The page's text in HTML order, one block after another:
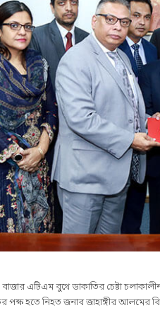
এটিএম বুথে ডাকাতির চেষ্টা
পক্ষ হতে নিহত জনাব জাহাঙ্গীর আলমের